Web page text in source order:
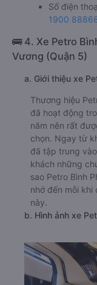
Số điện
1900
🚌 4. Xe Petro
Vương (Quận 5)
a. Giới thiệu xe
Thương hiệu
đã hoạt động
năm nên rất
chọn. Ngay từ
đã tập trung
khách những
sao Petro Bình
nhớ đến mỗi
này.
b. Hình ảnh xe